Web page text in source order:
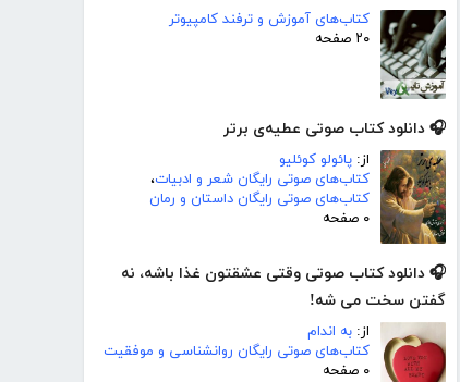
کتاب‌های آموزش و ترفند کامپیوتر
۲۰ صفحه
🎧 دانلود کتاب صوتی عطیه‌ی برتر
از: پائولو کوئلیو
کتاب‌های صوتی رایگان شعر و ادبیات،
کتاب‌های صوتی رایگان داستان و رمان
۰ صفحه
🎧 دانلود کتاب صوتی وقتی عشقتون غذا باشه، نه
گفتن سخت می شه!
از: به اندام
کتاب‌های صوتی رایگان روانشناسی و موفقیت
۰ صفحه